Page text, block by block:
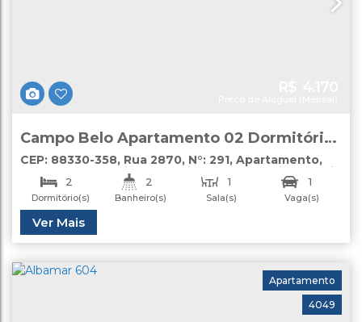
Campo Belo Apartamento 02 Dormitórios
Locação Anual Centro Balneário
Camboriú
CEP: 88330-358, Rua 2870, N°: 291, Apartamento,
Balneário Camboriú Santa Catarina Brasil
2
Dormitório(s)
2
Banheiro(s)
1
Sala(s)
1
Vaga(s)
Útil:
77 .00m²
Ver Mais
4049
Apartamento